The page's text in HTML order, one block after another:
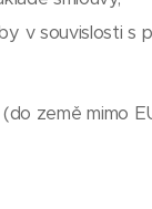
v souvislosti s
země mimo